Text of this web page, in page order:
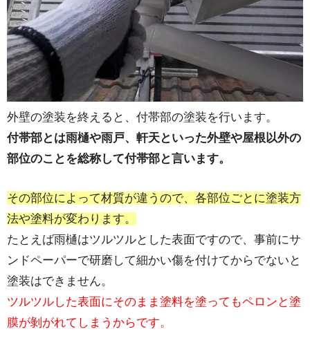
外壁の塗装を終えると、付帯部の塗装を行います。
付帯部とは雨樋や雨戸、軒天といった外壁や屋根以外の
部位のことを総称して付帯部と言います。
その部位によって材質が違うので、各部位ごとに塗装方
法や塗料が変わります。
たとえば雨樋はツルツルとした表面ですので、事前にサ
ンドペーパーで研磨して細かい傷を付けてからでないと
塗装はできません。
ツルツルした表面にそのまま塗料を塗ってもペロンと塗
膜が剝がれてしまうからです。